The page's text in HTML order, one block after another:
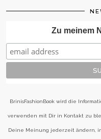
Zu meinem
BrinisFashionBook wird die
verwenden mit Dir in Kontakt zu
Deine Meinung jederzeit ändern,